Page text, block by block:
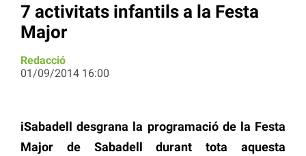
7 activitats infantils a la Festa
Major
Redacció
01/09/2014 16:00
iSabadell desgrana la programació de la Festa
Major de Sabadell durant tota aquesta